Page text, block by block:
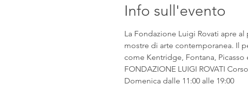
Info sull'evento
La Fondazione Luigi Rovati apre
mostre di arte contemporanea. Il
come Kentridge, Fontana,
FONDAZIONE LUIGI ROVATI
Domenica dalle 11:00 alle 19:00